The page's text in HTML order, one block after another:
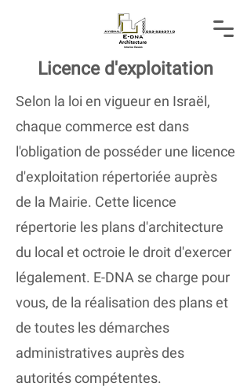
Licence d'exploitation
Selon la loi en vigueur en Israël,
chaque commerce est dans
l'obligation de posséder une licence
d'exploitation répertoriée auprès
de la Mairie. Cette licence
répertorie les plans d'architecture
du local et octroie le droit d'exercer
légalement. E-DNA se charge pour
vous, de la réalisation des plans et
de toutes les démarches
administratives auprès des
autorités compétentes.